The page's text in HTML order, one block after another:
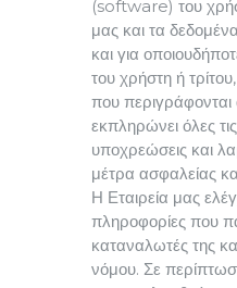
(software) του
μας και τα
και για
του χρήστη ή
που
εκπληρώνει όλες
υποχρεώσεις και
μέτρα ασφαλείας
Η Εταιρεία μας
πληροφορίες που
καταναλωτές της
νόμου. Σε